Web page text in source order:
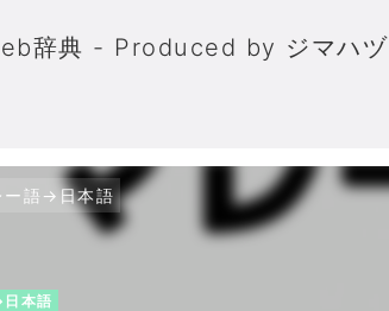
辞典 - Produced by ジマハヅ
ー語→日本語
本語